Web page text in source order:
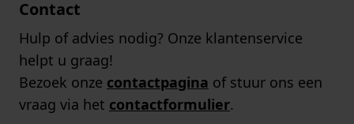
Contact
Hulp of advies nodig? Onze klantenservice
helpt u graag!
Bezoek onze contactpagina of stuur ons een
vraag via het contactformulier.